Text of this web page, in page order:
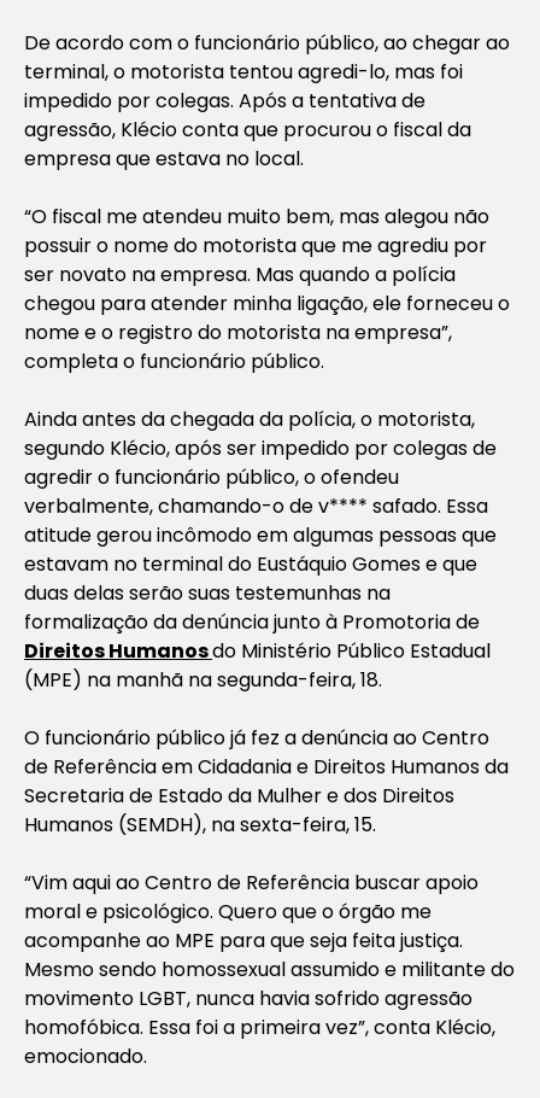
De acordo com o funcionário público, ao chegar ao
terminal, o motorista tentou agredi-lo, mas foi
impedido por colegas. Após a tentativa de
agressão, Klécio conta que procurou o fiscal da
empresa que estava no local.
“O fiscal me atendeu muito bem, mas alegou não
possuir o nome do motorista que me agrediu por
ser novato na empresa. Mas quando a polícia
chegou para atender minha ligação, ele forneceu o
nome e o registro do motorista na empresa”,
completa o funcionário público.
Ainda antes da chegada da polícia, o motorista,
segundo Klécio, após ser impedido por colegas de
agredir o funcionário público, o ofendeu
verbalmente, chamando-o de v**** safado. Essa
atitude gerou incômodo em algumas pessoas que
estavam no terminal do Eustáquio Gomes e que
duas delas serão suas testemunhas na
formalização da denúncia junto à Promotoria de
Direitos Humanosdo Ministério Público Estadual
(MPE) na manhã na segunda-feira, 18.
O funcionário público já fez a denúncia ao Centro
de Referência em Cidadania e Direitos Humanos da
Secretaria de Estado da Mulher e dos Direitos
Humanos (SEMDH), na sexta-feira, 15.
“Vim aqui ao Centro de Referência buscar apoio
moral e psicológico. Quero que o órgão me
acompanhe ao MPE para que seja feita justiça.
Mesmo sendo homossexual assumido e militante do
movimento LGBT, nunca havia sofrido agressão
homofóbica. Essa foi a primeira vez”, conta Klécio,
emocionado.